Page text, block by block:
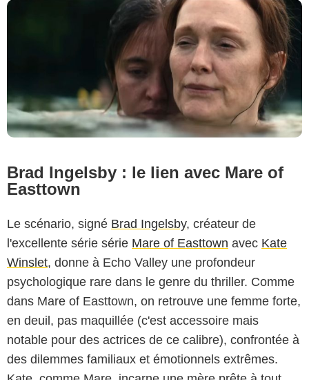
Brad Ingelsby : le lien avec Mare of
Easttown
Le scénario, signé Brad Ingelsby, créateur de
l'excellente série série Mare of Easttown avec Kate
Winslet, donne à Echo Valley une profondeur
psychologique rare dans le genre du thriller. Comme
dans Mare of Easttown, on retrouve une femme forte,
en deuil, pas maquillée (c'est accessoire mais
notable pour des actrices de ce calibre), confrontée à
des dilemmes familiaux et émotionnels extrêmes.